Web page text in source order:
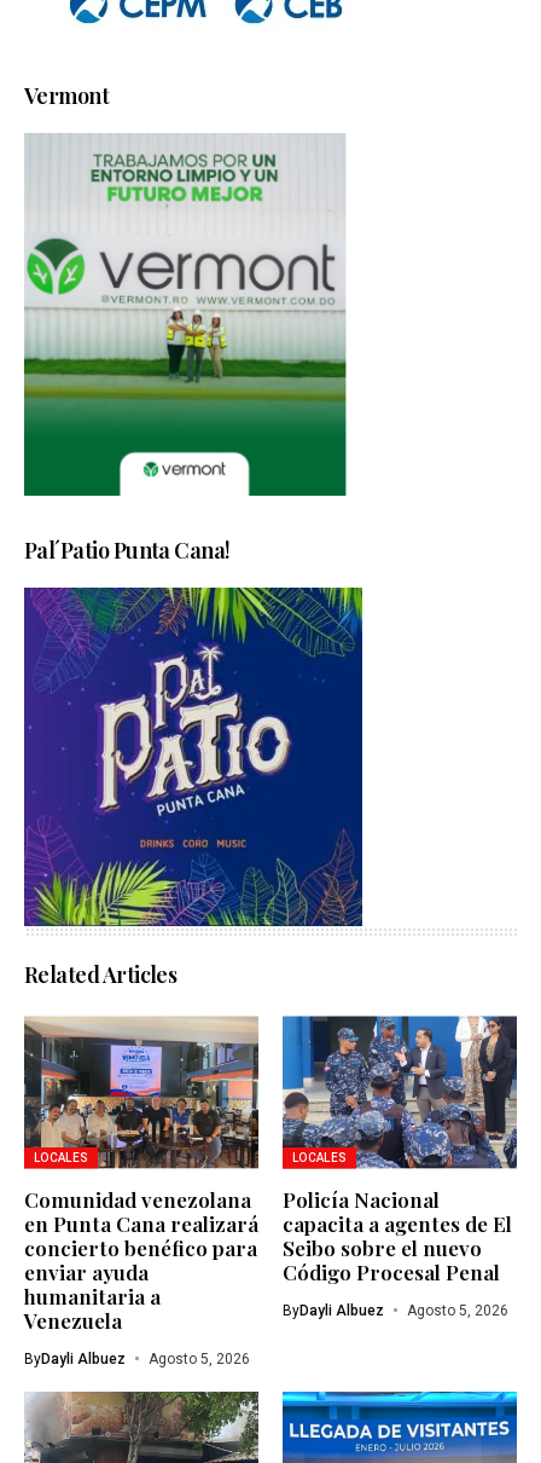
Vermont
Pal´Patio Punta Cana!
Related Articles
LOCALES
Comunidad venezolana
en Punta Cana realizará
concierto benéfico para
enviar ayuda
humanitaria a
Venezuela
ByDayli Albuez Agosto 5, 2026
LOCALES
Policía Nacional
capacita a agentes de El
Seibo sobre el nuevo
Código Procesal Penal
ByDayli Albuez Agosto 5, 2026